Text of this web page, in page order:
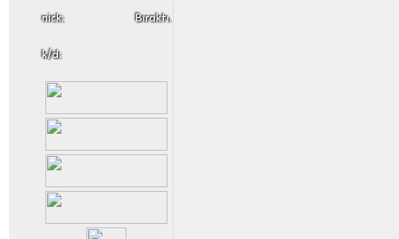
nick: Bıraktı.
k/d: